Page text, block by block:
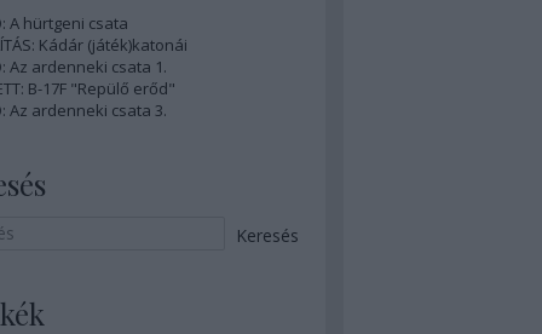
A hürtgeni csata
Kádár (játék)katonái
Az ardenneki csata 1.
B-17F "Repülő erőd"
Az ardenneki csata 3.